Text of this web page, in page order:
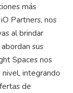
más
Partners, nos
al brindar
sus
Spaces nos
integrando
de